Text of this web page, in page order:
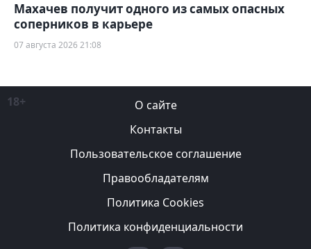
Махачев получит одного из самых опасных
соперников в карьере
07 августа 2026 21:08
18+
О сайте
Контакты
Пользовательское соглашение
Правообладателям
Политика Cookies
Политика конфиденциальности